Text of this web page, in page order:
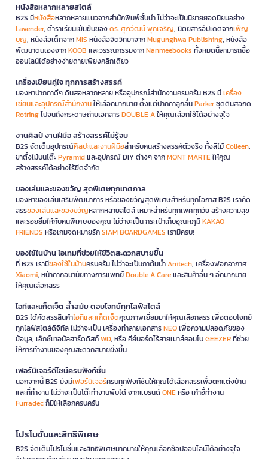
หนังสือหลากหลายสไตล์
B2S มีหนังสือหลากหลายแนวจากสำนักพิมพ์ชั้นนำ ไม่ว่าจะเป็นนิยายยอดนิยมอย่าง
Lavender, ตำราเรียนเข้มข้นของดร. ศุภวัฒน์ พุกเจริญ, นิตยสารอัปเดตจากเพ็ญ
บุญ, หนังสือเด็กจากMIS หนังสือจิตวิทยาจากMugunghwa Publishing, หนังสือ
พัฒนาตนเองจากKOOB และวรรณกรรมจากNanmeebooks ทั้งหมดนี้สามารถซื้อ
ออนไลน์ได้อย่างง่ายดายเพียงคลิกเดียว
เครื่องเขียนคู่ใจ ทุกการสร้างสรรค์
มองหาปากกาดีๆ ดินสอหลากหลาย หรืออุปกรณ์สำนักงานครบครัน B2S มีเครื่อง
เขียนและอุปกรณ์สำนักงานให้เลือกมากมาย ตั้งแต่ปากกาลูกลื่นParkerชุดดินสอกด
Rotringไปจนถึงกระดาษถ่ายเอกสารDOUBLE Aให้คุณเลือกใช้ได้อย่างจุใจ
งานศิลป์ งานฝีมือ สร้างสรรค์ไม่รู้จบ
B2S จัดเต็มอุปกรณ์ศิลปะและงานฝีมือสำหรับคนสร้างสรรค์ตัวจริง ทั้งสีไม้Colleen,
ขาตั้งไม้บนโต๊ะPyramidและอุปกรณ์ DIY ต่างๆ จากMONT MARTEให้คุณ
สร้างสรรค์ได้อย่างไร้ขีดจำกัด
ของเล่นและของขวัญ สุดพิเศษทุกเทศกาล
มองหาของเล่นเสริมพัฒนาการ หรือของขวัญสุดพิเศษสำหรับทุกโอกาส B2S เราคัด
สรรของเล่นและของขวัญหลากหลายสไตล์ เหมาะสำหรับทุกเพศทุกวัย สร้างความสุข
และรอยยิ้มให้กับคนพิเศษของคุณ ไม่ว่าจะเป็น กระเป๋าเก็บอุณหภูมิKAKAO
FRIENDS หรือเกมจดหมายรักSIAM BOARDGAMES เรามีครบ!
ของใช้ในบ้าน ไอเทมที่ช่วยให้ชีวิตสะดวกสบายขึ้น
ที่ B2S เรามีของใช้ในบ้านครบครัน ไม่ว่าจะเป็นกาต้มน้ำAnitech, เครื่องฟอกอากาศ
Xiaomi, หน้ากากอนามัยทางการแพทย์Double A Careและสินค้าอื่น ๆ อีกมากมาย
ให้คุณเลือกสรร
ไอทีและแก็ดเจ็ต ล้ำสมัย ตอบโจทย์ทุกไลฟ์สไตล์
B2S ได้คัดสรรสินค้าไอทีและแก็ดเจ็ตคุณภาพเยี่ยมมาให้คุณเลือกสรร เพื่อตอบโจทย์
ทุกไลฟ์สไตล์ดิจิทัล ไม่ว่าจะเป็น เครื่องทำลายเอกสารNEOเพื่อความปลอดภัยของ
ข้อมูล, เอ็กซ์เทอนัลฮาร์ดดิสก์WD, หรือ คีย์บอร์ดไร้สายเมาส์คอมโบGEEZERที่ช่วย
ให้การทำงานของคุณสะดวกสบายยิ่งขึ้น
เฟอร์นิเจอร์ดีไซน์ครบฟังก์ชั่น
นอกจากนี้ B2S ยังมีเฟอร์นิเจอร์ครบทุกฟังก์ชันให้คุณได้เลือกสรรเพื่อตกแต่งบ้าน
และที่ทำงาน ไม่ว่าจะเป็นโต๊ะทำงานพับได้ จากแบรนด์ONEหรือ เก้าอี้ทำงาน
Furradecก็มีให้เลือกครบครัน
โปรโมชั่นและสิทธิพิเศษ
B2S จัดเต็มโปรโมชั่นและสิทธิพิเศษมากมายให้คุณเลือกช้อปออนไลน์ได้อย่างจุใจ